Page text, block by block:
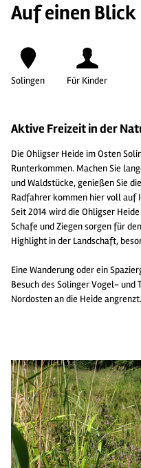
Auf einen Blick
Solingen Für Kinder
Aktive Freizeit in der
Die Ohligser Heide im Osten
Runterkommen. Machen Sie
und Waldstücke, genießen Sie
Radfahrer kommen hier voll auf
Seit 2014 wird die Ohligser
Schafe und Ziegen sorgen für
Highlight in der Landschaft,
Eine Wanderung oder ein
Besuch des Solinger Vogel-
Nordosten an die Heide angrenzt.